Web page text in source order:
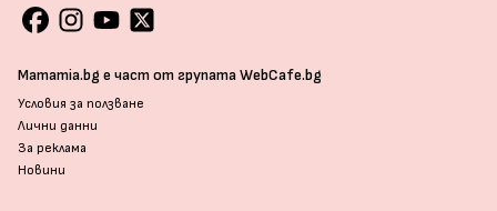
Mamamia.bg е част от групата WebCafe.bg
Условия за ползване
Лични данни
За реклама
Новини